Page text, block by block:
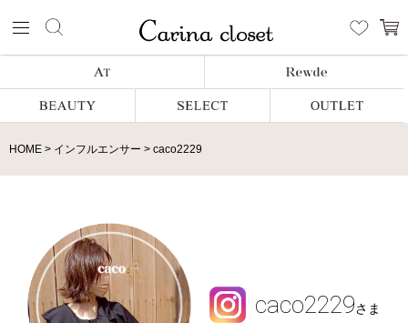
HOME インフルエンサー caco2229
caco2229さま